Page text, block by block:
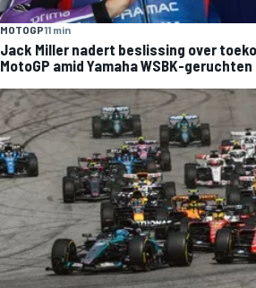
MOTOGP11 min
Jack Miller nadert beslissing over
MotoGP amid Yamaha WSBK-geruchten